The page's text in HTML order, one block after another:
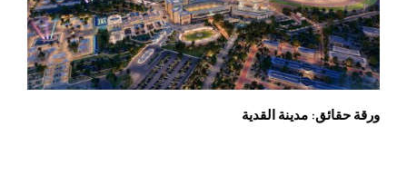
ورقة حقائق: مدينة القدية